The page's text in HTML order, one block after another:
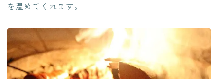
を温めてくれます。